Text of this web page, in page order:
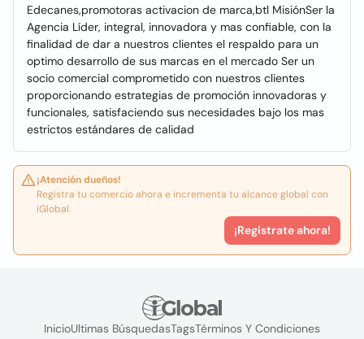
Edecanes,promotoras activacion de marca,btl MisiónSer la
Agencia Líder, integral, innovadora y mas confiable, con la
finalidad de dar a nuestros clientes el respaldo para un
optimo desarrollo de sus marcas en el mercado Ser un
socio comercial comprometido con nuestros clientes
proporcionando estrategias de promoción innovadoras y
funcionales, satisfaciendo sus necesidades bajo los mas
estrictos estándares de calidad
¡Atención dueños!
Registra tu comercio ahora e incrementa tu alcance global con
iGlobal.
¡Registrate ahora!
InicioUltimas BúsquedasTagsTérminos Y Condiciones